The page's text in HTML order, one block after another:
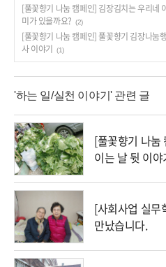
[풀꽃향기 나눔 캠페인] 김장김치는 우리네
미가 있을까요? (2)
[풀꽃향기 나눔 캠페인] 풀꽃향기 김장나눔
사 이야기 (1)
'하는 일/실천 이야기' 관련 글
[풀꽃향기 나눔
이는 날 뒷 이야
[사회사업 실무
만났습니다.